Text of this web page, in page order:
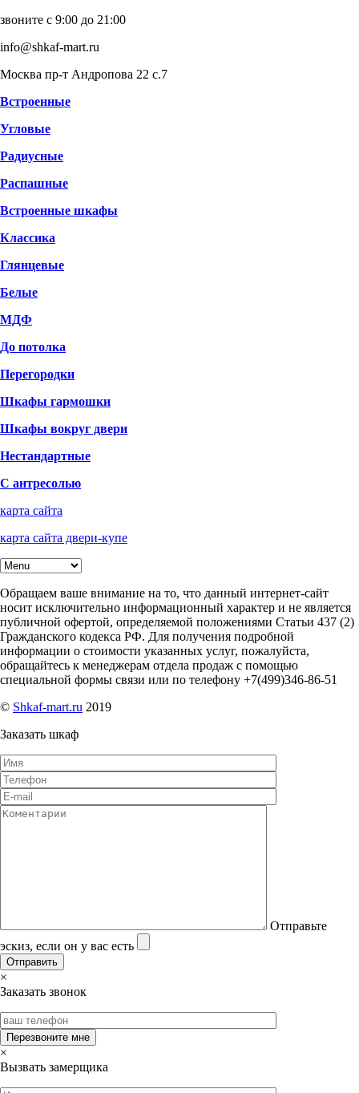
звоните с 9:00 до 21:00
info@shkaf-mart.ru
Москва пр-т Андропова 22 с.7
Встроенные
Угловые
Радиусные
Распашные
Встроенные шкафы
Классика
Глянцевые
Белые
МДФ
До потолка
Перегородки
Шкафы гармошки
Шкафы вокруг двери
Нестандартные
С антресолью
карта сайта
карта сайта двери-купе
Обращаем ваше внимание на то, что данный интернет-сайт
носит исключительно информационный характер и не является
публичной офертой, определяемой положениями Статьи 437 (2)
Гражданского кодекса РФ. Для получения подробной
информации о стоимости указанных услуг, пожалуйста,
обращайтесь к менеджерам отдела продаж с помощью
специальной формы связи или по телефону +7(499)346-86-51
© Shkaf-mart.ru 2019
Заказать шкаф
Отправьте
эскиз, если он у вас есть
×
Заказать звонок
×
Вызвать замерщика